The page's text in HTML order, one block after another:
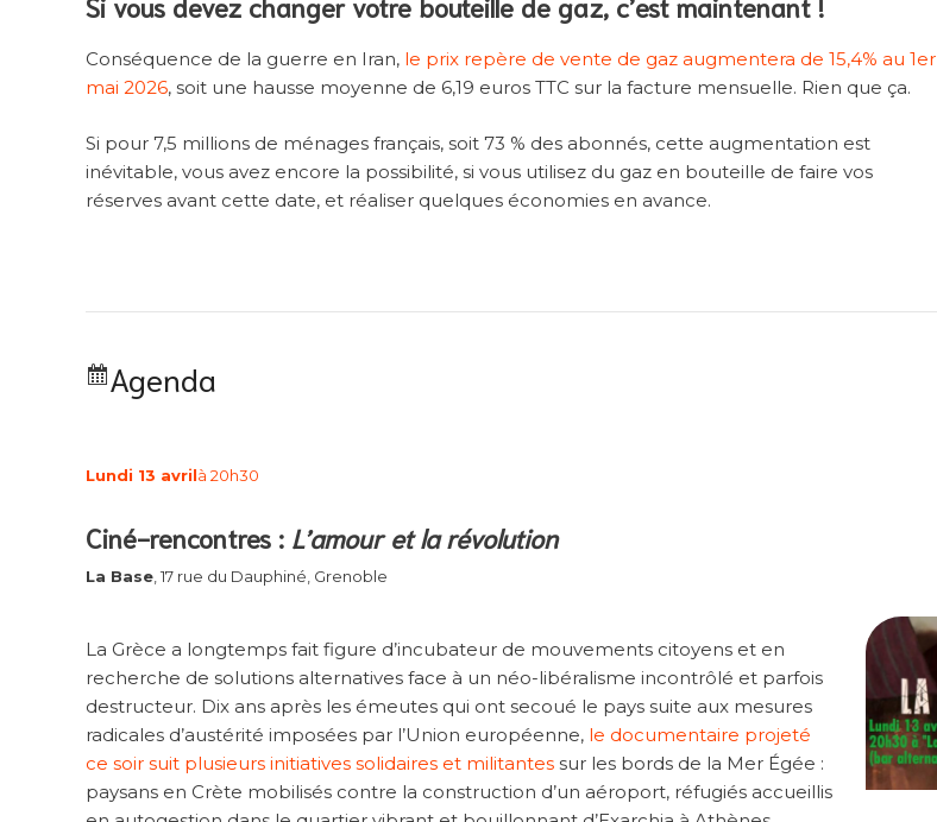
Conséquence de la guerre en Iran, le prix repère de vente de gaz augmentera de 15,4% au 1er
mai 2026, soit une hausse moyenne de 6,19 euros TTC sur la facture mensuelle. Rien que ça.
Si pour 7,5 millions de ménages français, soit 73 % des abonnés, cette augmentation est
inévitable, vous avez encore la possibilité, si vous utilisez du gaz en bouteille de faire vos
réserves avant cette date, et réaliser quelques économies en avance.
Agenda
Lundi 13 avrilà 20h30
Ciné-rencontres : L’amour et la révolution
La Base, 17 rue du Dauphiné, Grenoble
La Grèce a longtemps fait figure d’incubateur de mouvements citoyens et en
recherche de solutions alternatives face à un néo-libéralisme incontrôlé et parfois
destructeur. Dix ans après les émeutes qui ont secoué le pays suite aux mesures
radicales d’austérité imposées par l’Union européenne, le documentaire projeté
ce soir suit plusieurs initiatives solidaires et militantes sur les bords de la Mer Égée :
paysans en Crète mobilisés contre la construction d’un aéroport, réfugiés accueillis